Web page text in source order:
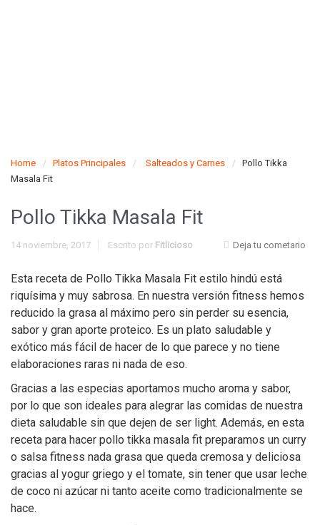
Home Platos Principales Salteados y Carnes
Pollo Tikka
Masala Fit
Pollo Tikka Masala Fit
14 noviembre, 2017 Deja tu cometario
Escrito por Fitlicioso
Esta receta de Pollo Tikka Masala Fit estilo hindú está
riquísima y muy sabrosa. En nuestra versión fitness hemos
reducido la grasa al máximo pero sin perder su esencia,
sabor y gran aporte proteico. Es un plato saludable y
exótico más fácil de hacer de lo que parece y no tiene
elaboraciones raras ni nada de eso.
Gracias a las especias aportamos mucho aroma y sabor,
por lo que son ideales para alegrar las comidas de nuestra
dieta saludable sin que dejen de ser light. Además, en esta
receta para hacer pollo tikka masala fit preparamos un curry
o salsa fitness nada grasa que queda cremosa y deliciosa
gracias al yogur griego y el tomate, sin tener que usar leche
de coco ni azúcar ni tanto aceite como tradicionalmente se
hace.